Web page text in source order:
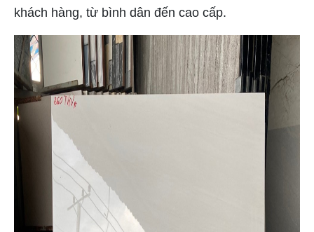
khách hàng, từ bình dân đến cao cấp.